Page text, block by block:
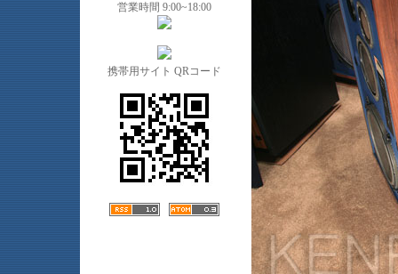
営業時間 9:00~18:00
携帯用サイト QRコード